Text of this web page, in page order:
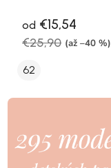
od €15,54
€25,90 (až –40 %)
62